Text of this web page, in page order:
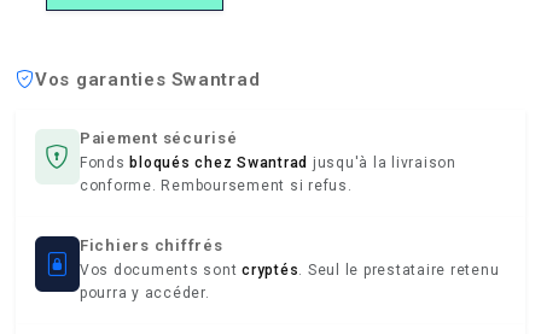
Vos garanties Swantrad
Paiement sécurisé
Fonds bloqués chez Swantrad jusqu'à la livraison
conforme. Remboursement si refus.
Fichiers chiffrés
Vos documents sont cryptés. Seul le prestataire retenu
pourra y accéder.